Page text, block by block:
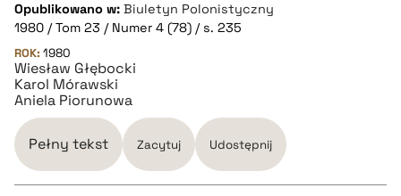
pobierz cytat
BIBTEX
pobierz cytat
Opublikowano w: Biuletyn Polonistyczny
1980 / Tom 23 / Numer 4 (78) / s. 235
ROK: 1980
Wiesław Głębocki
Karol Mórawski
Aniela Piorunowa
Pełny tekst Zacytuj Udostępnij